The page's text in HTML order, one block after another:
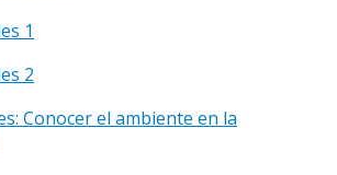
1
2
Conocer el ambiente en la